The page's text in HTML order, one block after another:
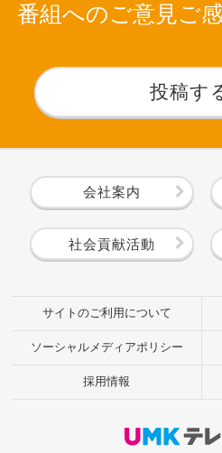
番組へのご意見ご
投稿す
会社案内
社会貢献活動
サイトのご利用について
ソーシャルメディアポリシー
採用情報